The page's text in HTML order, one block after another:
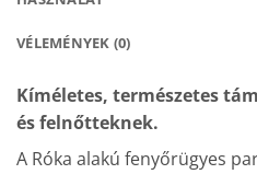
VÉLEMÉNYEK (0)
Kíméletes, természetes
és felnőtteknek.
A Róka alakú fenyőrügyes